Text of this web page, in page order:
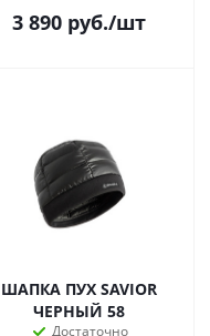
3 890 руб./шт
ШАПКА ПУХ SAVIOR
ЧЕРНЫЙ 58
Достаточно